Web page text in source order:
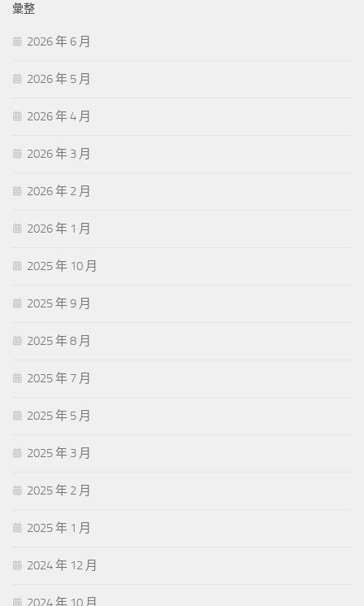
字:
彙整
2026 年 6 月
2026 年 5 月
2026 年 4 月
2026 年 3 月
2026 年 2 月
2026 年 1 月
2025 年 10 月
2025 年 9 月
2025 年 8 月
2025 年 7 月
2025 年 5 月
2025 年 3 月
2025 年 2 月
2025 年 1 月
2024 年 12 月
2024 年 10 月